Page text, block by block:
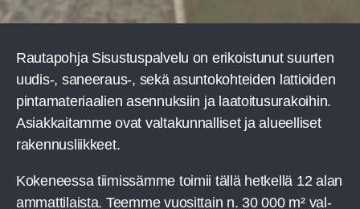
Rau­ta­poh­ja Sisus­tus­pal­ve­lu on eri­kois­tu­nut suur­ten
uudis‑, saneeraus‑, sekä asun­to­koh­tei­den lat­tioi­den
pin­ta­ma­te­ri­aa­lien asen­nuk­siin ja laa­toi­tusu­ra­koi­hin.
Asiak­kai­tam­me ovat val­ta­kun­nal­li­set ja alu­eel­li­set
rakennusliikkeet.
Koke­nees­sa tii­mis­säm­me toi­mii täl­lä het­kel­lä 12 alan
ammat­ti­lais­ta. Teem­me vuo­sit­tain n. 30 000 m² val­